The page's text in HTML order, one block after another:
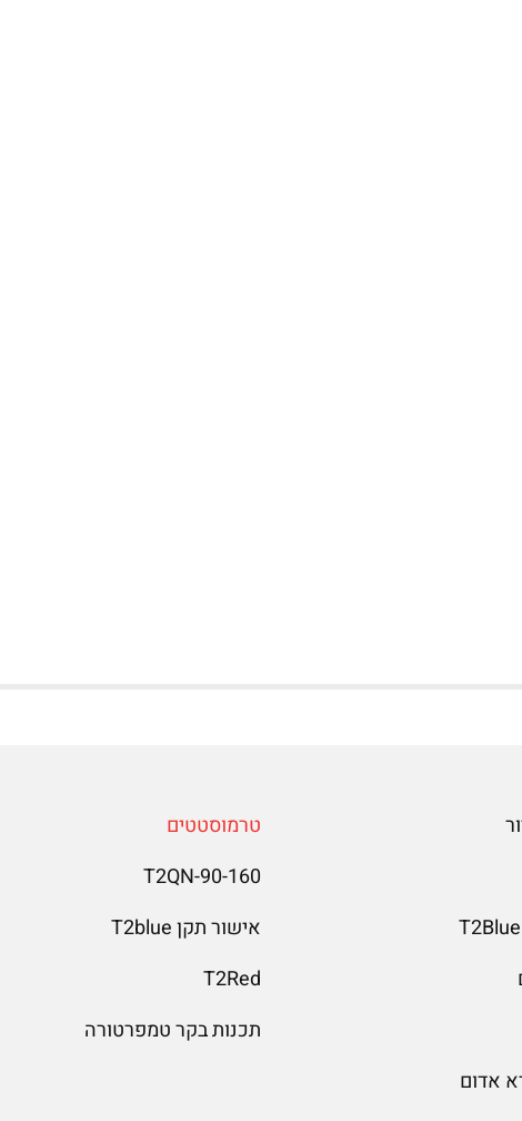
אדום
טרמוסטטים
T2QN-90-160
אישור תקן T2blue
T2Red
תכנות בקר טמפרטורה